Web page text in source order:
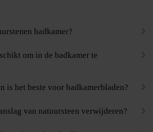
badkamer?
om in de badkamer te
is het beste voor badkamerbladen?
van natuursteen verwijderen?